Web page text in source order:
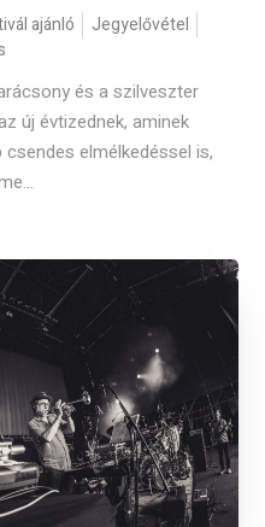
ajánló
Jegyelővétel
és a szilveszter
új évtizednek, aminek
elmélkedéssel is,